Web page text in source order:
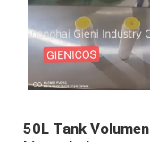
Neuigkeiten
Rechtssachen
Blog
50L Tank Volumen